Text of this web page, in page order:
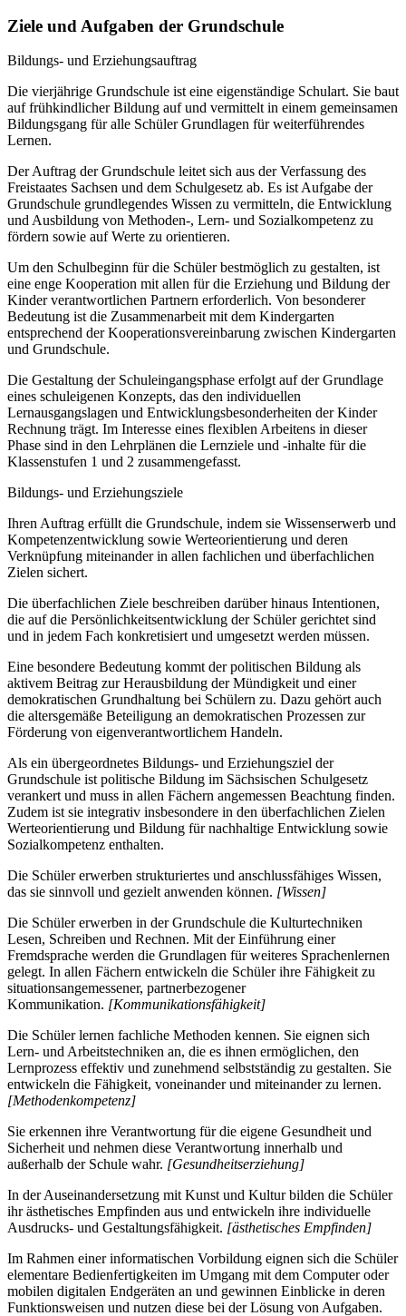
Ziele und Aufgaben der Grundschule
Bildungs- und Erziehungsauftrag
Die vierjährige Grundschule ist eine eigenständige Schulart. Sie baut
auf frühkindlicher Bildung auf und vermittelt in einem gemeinsamen
Bildungsgang für alle Schüler Grundlagen für weiterführendes
Lernen.
Der Auftrag der Grundschule leitet sich aus der Verfassung des
Freistaates Sachsen und dem Schulgesetz ab. Es ist Aufgabe der
Grundschule grundlegendes Wissen zu vermitteln, die Entwicklung
und Ausbildung von Methoden-, Lern- und Sozialkompetenz zu
fördern sowie auf Werte zu orientieren.
Um den Schulbeginn für die Schüler bestmöglich zu gestalten, ist
eine enge Kooperation mit allen für die Erziehung und Bildung der
Kinder verantwortlichen Partnern erforderlich. Von besonderer
Bedeutung ist die Zusammenarbeit mit dem Kindergarten
entsprechend der Kooperationsvereinbarung zwischen Kindergarten
und Grundschule.
Die Gestaltung der Schuleingangsphase erfolgt auf der Grundlage
eines schuleigenen Konzepts, das den individuellen
Lernausgangslagen und Entwicklungsbesonderheiten der Kinder
Rechnung trägt. Im Interesse eines flexiblen Arbeitens in dieser
Phase sind in den Lehrplänen die Lernziele und -inhalte für die
Klassenstufen 1 und 2 zusammengefasst.
Bildungs- und Erziehungsziele
Ihren Auftrag erfüllt die Grundschule, indem sie Wissenserwerb und
Kompetenzentwicklung sowie Werteorientierung und deren
Verknüpfung miteinander in allen fachlichen und überfachlichen
Zielen sichert.
Die überfachlichen Ziele beschreiben darüber hinaus Intentionen,
die auf die Persönlichkeitsentwicklung der Schüler gerichtet sind
und in jedem Fach konkretisiert und umgesetzt werden müssen.
Eine besondere Bedeutung kommt der politischen Bildung als
aktivem Beitrag zur Herausbildung der Mündigkeit und einer
demokratischen Grundhaltung bei Schülern zu. Dazu gehört auch
die altersgemäße Beteiligung an demokratischen Prozessen zur
Förderung von eigenverantwortlichem Handeln.
Als ein übergeordnetes Bildungs- und Erziehungsziel der
Grundschule ist politische Bildung im Sächsischen Schulgesetz
verankert und muss in allen Fächern angemessen Beachtung finden.
Zudem ist sie integrativ insbesondere in den überfachlichen Zielen
Werteorientierung und Bildung für nachhaltige Entwicklung sowie
Sozialkompetenz enthalten.
Die Schüler erwerben strukturiertes und anschlussfähiges Wissen,
das sie sinnvoll und gezielt anwenden können. [Wissen]
Die Schüler erwerben in der Grundschule die Kulturtechniken
Lesen, Schreiben und Rechnen. Mit der Einführung einer
Fremdsprache werden die Grundlagen für weiteres Sprachenlernen
gelegt. In allen Fächern entwickeln die Schüler ihre Fähigkeit zu
situationsangemessener, partnerbezogener
Kommunikation. [Kommunikationsfähigkeit]
Die Schüler lernen fachliche Methoden kennen. Sie eignen sich
Lern- und Arbeitstechniken an, die es ihnen ermöglichen, den
Lernprozess effektiv und zunehmend selbstständig zu gestalten. Sie
entwickeln die Fähigkeit, voneinander und miteinander zu lernen.
[Methodenkompetenz]
Sie erkennen ihre Verantwortung für die eigene Gesundheit und
Sicherheit und nehmen diese Verantwortung innerhalb und
außerhalb der Schule wahr. [Gesundheitserziehung]
In der Auseinandersetzung mit Kunst und Kultur bilden die Schüler
ihr ästhetisches Empfinden aus und entwickeln ihre individuelle
Ausdrucks- und Gestaltungsfähigkeit. [ästhetisches Empfinden]
Im Rahmen einer informatischen Vorbildung eignen sich die Schüler
elementare Bedienfertigkeiten im Umgang mit dem Computer oder
mobilen digitalen Endgeräten an und gewinnen Einblicke in deren
Funktionsweisen und nutzen diese bei der Lösung von Aufgaben.